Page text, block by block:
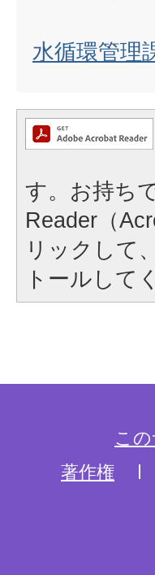
水循環管理
す。お持ち
Reader（
リックして
トールして
こ
著作権